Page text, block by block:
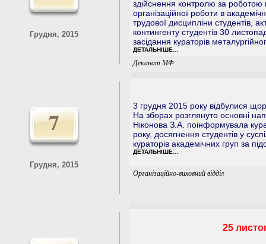
Грудня, 2015
здійснення контролю за роботою
організаційної роботи в
трудової дисципліни студентів,
контингенту студентів 30
засідання кураторів
ДЕТАЛЬНІШЕ…
Деканат МФ
7
Грудня, 2015
3 грудня 2015 року відбулися
На зборах розглянуто основні
Ніконова З.А. поінформувала
року, досягнення студентів у
кураторів академічних груп за
ДЕТАЛЬНІШЕ…
Організаційно-виховний відділ
25